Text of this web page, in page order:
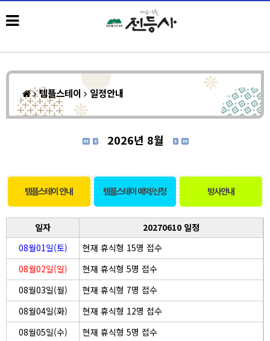
템플스테이 일정안내
2026년 8월
템플스테이 안내 템플스테이 예약/신청 방사안내
일자
20270610 일정
08월01일(토)
현재 휴식형 15명 접수
08월02일(일)
현재 휴식형 5명 접수
08월03일(월)
현재 휴식형 7명 접수
08월04일(화)
현재 휴식형 12명 접수
08월05일(수)
현재 휴식형 5명 접수